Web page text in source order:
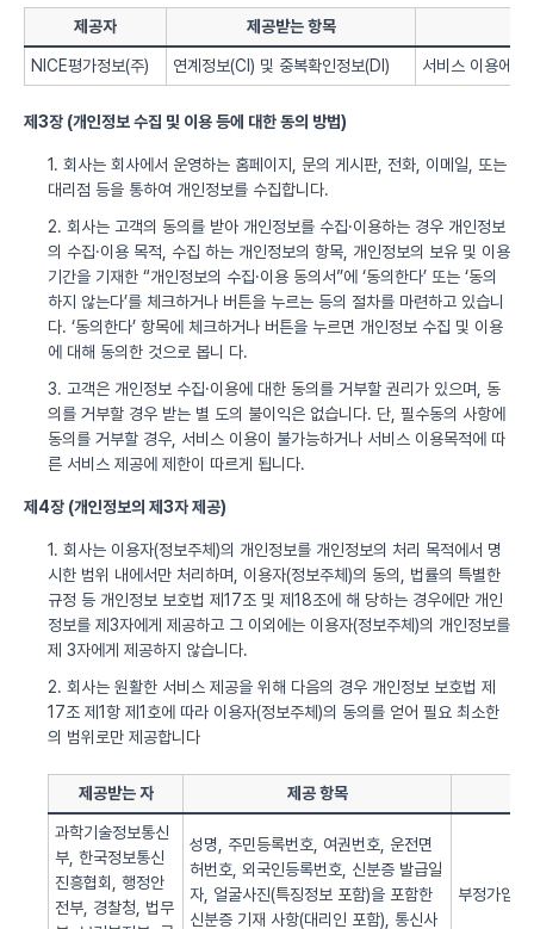
제공자 제공받는 항목
NICE평가정보(주) 연계정보(CI) 및 중복확인정보(DI) 서비스 이용에
제3장 (개인정보 수집 및 이용 등에 대한 동의 방법)
1. 회사는 회사에서 운영하는 홈페이지, 문의 게시판, 전화, 이메일, 또는
대리점 등을 통하여 개인정보를 수집합니다.
2. 회사는 고객의 동의를 받아 개인정보를 수집·이용하는 경우 개인정보
의 수집·이용 목적, 수집 하는 개인정보의 항목, 개인정보의 보유 및 이용
기간을 기재한 “개인정보의 수집·이용 동의서”에 ‘동의한다’ 또는 ‘동의
하지 않는다’를 체크하거나 버튼을 누르는 등의 절차를 마련하고 있습니
다. ‘동의한다’ 항목에 체크하거나 버튼을 누르면 개인정보 수집 및 이용
에 대해 동의한 것으로 봅니 다.
3. 고객은 개인정보 수집·이용에 대한 동의를 거부할 권리가 있으며, 동
의를 거부할 경우 받는 별 도의 불이익은 없습니다. 단, 필수동의 사항에
동의를 거부할 경우, 서비스 이용이 불가능하거나 서비스 이용목적에 따
른 서비스 제공에 제한이 따르게 됩니다.
제4장 (개인정보의 제3자 제공)
1. 회사는 이용자(정보주체)의 개인정보를 개인정보의 처리 목적에서 명
시한 범위 내에서만 처리하며, 이용자(정보주체)의 동의, 법률의 특별한
규정 등 개인정보 보호법 제17조 및 제18조에 해 당하는 경우에만 개인
정보를 제3자에게 제공하고 그 이외에는 이용자(정보주체)의 개인정보를
제 3자에게 제공하지 않습니다.
2. 회사는 원활한 서비스 제공을 위해 다음의 경우 개인정보 보호법 제
17조 제1항 제1호에 따라 이용자(정보주체)의 동의를 얻어 필요 최소한
의 범위로만 제공합니다
제공받는 자 제공 항목
과학기술정보통신
부, 한국정보통신
진흥협회, 행정안
전부, 경찰청, 법무
성명, 주민등록번호, 여권번호, 운전면
허번호, 외국인등록번호, 신분증 발급일
자, 얼굴사진(특징정보 포함)을 포함한
신분증 기재 사항(대리인 포함), 통신사
부정가입